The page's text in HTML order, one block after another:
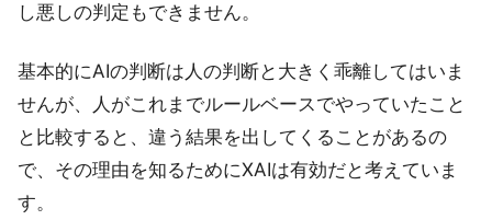
し悪しの判定もできません。
基本的にAIの判断は人の判断と大きく乖離してはいま
せんが、人がこれまでルールベースでやっていたこと
と比較すると、違う結果を出してくることがあるの
で、その理由を知るためにXAIは有効だと考えていま
す。